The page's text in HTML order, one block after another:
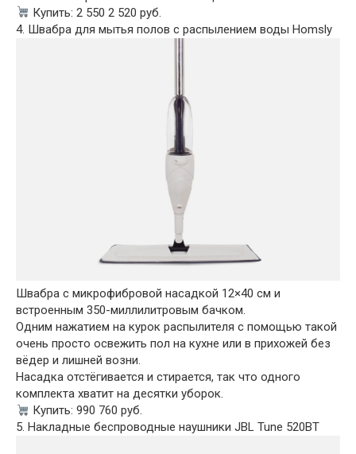
Купить: 2 550 2 520 руб.
4. Швабра для мытья полов с распылением воды Homsly
Швабра с микрофибровой насадкой 12×40 см и
встроенным 350-миллилитровым бачком.
Одним нажатием на курок распылителя с помощью такой
очень просто освежить пол на кухне или в прихожей без
вёдер и лишней возни.
Насадка отстёгивается и стирается, так что одного
комплекта хватит на десятки уборок.
Купить: 990 760 руб.
5. Накладные беспроводные наушники JBL Tune 520BT